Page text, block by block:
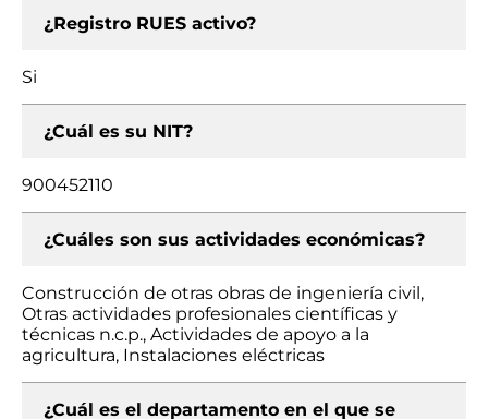
¿Registro RUES activo?
Si
¿Cuál es su NIT?
900452110
¿Cuáles son sus actividades económicas?
Construcción de otras obras de ingeniería civil,
Otras actividades profesionales científicas y
técnicas n.c.p., Actividades de apoyo a la
agricultura, Instalaciones eléctricas
¿Cuál es el departamento en el que se